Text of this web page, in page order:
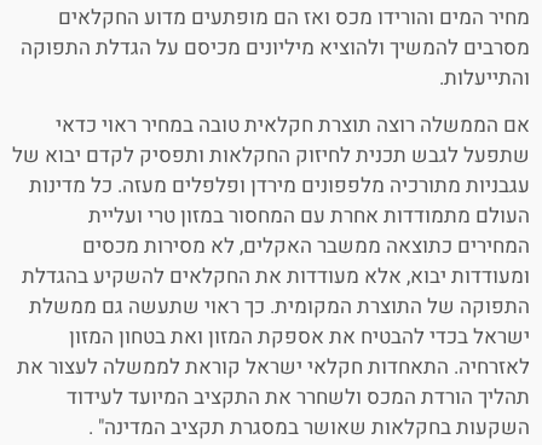
מחיר המים והורידו מכס ואז הם מופתעים מדוע החקלאים
מסרבים להמשיך ולהוציא מיליונים מכיסם על הגדלת התפוקה
והתייעלות.
אם הממשלה רוצה תוצרת חקלאית טובה במחיר ראוי כדאי
שתפעל לגבש תכנית לחיזוק החקלאות ותפסיק לקדם יבוא של
עגבניות מתורכיה מלפפונים מירדן ופלפלים מעזה. כל מדינות
העולם מתמודדות אחרת עם המחסור במזון טרי ועליית
המחירים כתוצאה ממשבר האקלים, לא מסירות מכסים
ומעודדות יבוא, אלא מעודדות את החקלאים להשקיע בהגדלת
התפוקה של התוצרת המקומית. כך ראוי שתעשה גם ממשלת
ישראל בכדי להבטיח את אספקת המזון ואת בטחון המזון
לאזרחיה. התאחדות חקלאי ישראל קוראת לממשלה לעצור את
תהליך הורדת המכס ולשחרר את התקציב המיועד לעידוד
השקעות בחקלאות שאושר במסגרת תקציב המדינה" .